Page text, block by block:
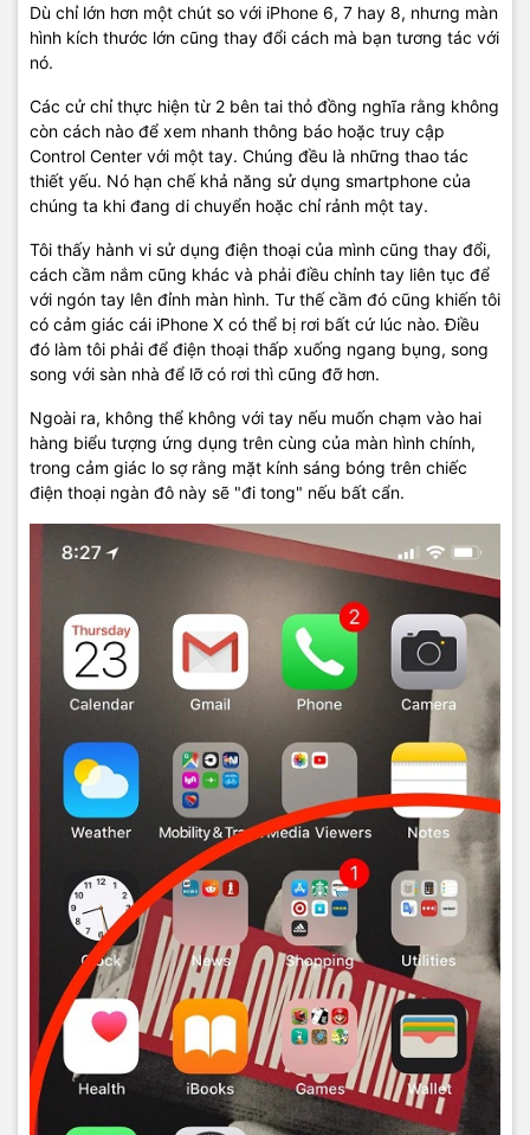
Dù chỉ lớn hơn một chút so với iPhone 6, 7 hay 8, nhưng màn
hình kích thước lớn cũng thay đổi cách mà bạn tương tác với
nó.
Các cử chỉ thực hiện từ 2 bên tai thỏ đồng nghĩa rằng không
còn cách nào để xem nhanh thông báo hoặc truy cập
Control Center với một tay. Chúng đều là những thao tác
thiết yếu. Nó hạn chế khả năng sử dụng smartphone của
chúng ta khi đang di chuyển hoặc chỉ rảnh một tay.
Tôi thấy hành vi sử dụng điện thoại của mình cũng thay đổi,
cách cầm nắm cũng khác và phải điều chỉnh tay liên tục để
với ngón tay lên đỉnh màn hình. Tư thế cầm đó cũng khiến tôi
có cảm giác cái iPhone X có thể bị rơi bất cứ lúc nào. Điều
đó làm tôi phải để điện thoại thấp xuống ngang bụng, song
song với sàn nhà để lỡ có rơi thì cũng đỡ hơn.
Ngoài ra, không thể không với tay nếu muốn chạm vào hai
hàng biểu tượng ứng dụng trên cùng của màn hình chính,
trong cảm giác lo sợ rằng mặt kính sáng bóng trên chiếc
điện thoại ngàn đô này sẽ "đi tong" nếu bất cẩn.